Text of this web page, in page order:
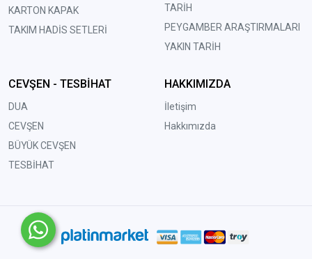
KARTON KAPAK
TAKIM HADİS SETLERİ
TARİH
PEYGAMBER ARAŞTIRMALARI
YAKIN TARİH
CEVŞEN - TESBİHAT
DUA
CEVŞEN
BÜYÜK CEVŞEN
TESBİHAT
HAKKIMIZDA
İletişim
Hakkımızda